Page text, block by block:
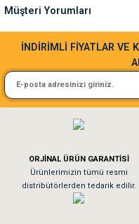
Bu ürüne benzer farklı
Müşteri Yorumları
Sa**** Ta******
Kedim taze mamaya bayıldı
El**** Ek******
Köpeğim bayıldı hediyeler için
As**** Tu******
Tavşanım kafesinin kalitesine ve
İNDİRİMLİ FİYATLAR VE
ORJİNAL ÜRÜN GARANTİSİ
Ürünlerimizin tümü resmi
distribütörlerden tedarik edilir.